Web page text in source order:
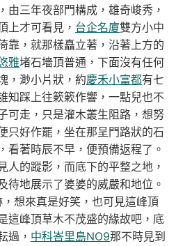
由三年夜部門構成，雄奇峻秀，
上才可看見， 台企名廈雙方小中
靠，就那樣矗立著，沿著上方的
雅堵石墻頂普通，下面沒有任何
，渺小片狀，約慶禾小富都有七
知踩上往簌簌作響，一點兒也不
可走，只是灌木叢生阻路，想努
只好作罷，坐在那呈門路狀的石
看著時辰不早，便預備返程了。
人的蹤影，而底下的平整之地，
待地展示了婆婆的威嚴和地位。
想來真是好笑，也可見這峰頂
這峰頂草木不茂盛的緣故吧，底
過， 中科峇里島NO9那不時見到